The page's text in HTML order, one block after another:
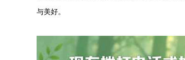
与美好。